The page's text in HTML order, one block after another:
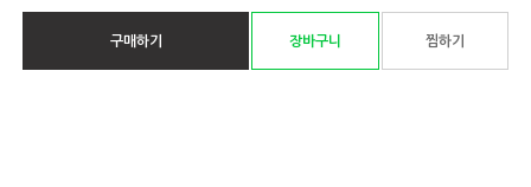
구매하기 장바구니 찜하기